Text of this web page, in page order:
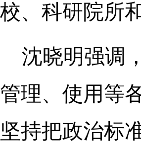
校、科研院所
沈晓明强调
管理、使用等
坚持把政治标